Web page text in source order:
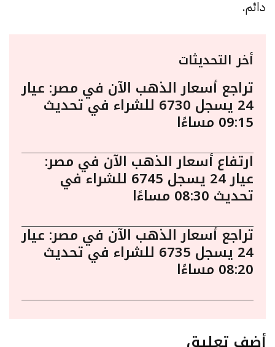
دائم.
أخر التحديثات
تراجع أسعار الذهب الآن في مصر: عيار
24 يسجل 6730 للشراء في تحديث
09:15 مساءًا
ارتفاع أسعار الذهب الآن في مصر:
عيار 24 يسجل 6745 للشراء في
تحديث 08:30 مساءًا
تراجع أسعار الذهب الآن في مصر: عيار
24 يسجل 6735 للشراء في تحديث
08:20 مساءًا